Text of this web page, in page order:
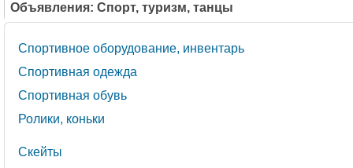
Объявления: Cпорт, туризм, танцы
Спортивное оборудование, инвентарь
Спортивная одежда
Спортивная обувь
Ролики, коньки
Скейты